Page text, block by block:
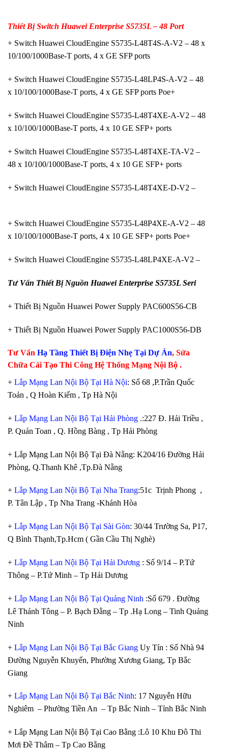
Thiết Bị Switch Huawei Enterprise S5735L – 48 Port
+ Switch Huawei CloudEngine S5735-L48T4S-A-V2 – 48 x
10/100/1000Base-T ports, 4 x GE SFP ports
+ Switch Huawei CloudEngine S5735-L48LP4S-A-V2 – 48
x 10/100/1000Base-T ports, 4 x GE SFP ports Poe+
+ Switch Huawei CloudEngine S5735-L48T4XE-A-V2 – 48
x 10/100/1000Base-T ports, 4 x 10 GE SFP+ ports
+ Switch Huawei CloudEngine S5735-L48T4XE-TA-V2 –
48 x 10/100/1000Base-T ports, 4 x 10 GE SFP+ ports
+ Switch Huawei CloudEngine S5735-L48T4XE-D-V2 –
+ Switch Huawei CloudEngine S5735-L48P4XE-A-V2 – 48
x 10/100/1000Base-T ports, 4 x 10 GE SFP+ ports Poe+
+ Switch Huawei CloudEngine S5735-L48LP4XE-A-V2 –
Tư Vấn Thiết Bị Nguồn Huawei Enterprise S5735L Seri
+ Thiết Bị Nguồn Huawei Power Supply PAC600S56-CB
+ Thiết Bị Nguồn Huawei Power Supply PAC1000S56-DB
Tư Vấn Hạ Tầng Thiết Bị Điện Nhẹ Tại Dự Án, Sửa
Chữa Cải Tạo Thi Công Hệ Thống Mạng Nội Bộ .
+ Lắp Mạng Lan Nội Bộ Tại Hà Nội: Số 68 ,P.Trần Quốc
Toản , Q Hoàn Kiếm , Tp Hà Nội
+ Lắp Mạng Lan Nội Bộ Tại Hải Phòng .:227 Đ. Hải Triều ,
P. Quán Toan , Q. Hồng Bàng , Tp Hải Phòng
+ Lắp Mạng Lan Nội Bộ Tại Đà Nẵng: K204/16 Đường Hải
Phòng, Q.Thanh Khê ,Tp.Đà Nẵng
+ Lắp Mạng Lan Nội Bộ Tại Nha Trang:51c Trịnh Phong ,
P. Tân Lập , Tp Nha Trang -Khánh Hòa
+ Lắp Mạng Lan Nội Bộ Tại Sài Gòn: 30/44 Trường Sa, P17,
Q Bình Thạnh,Tp.Hcm ( Gần Cầu Thị Nghè)
+ Lắp Mạng Lan Nội Bộ Tại Hải Dương : Số 9/14 – P.Tứ
Thông – P.Tứ Minh – Tp Hải Dương
+ Lắp Mạng Lan Nội Bộ Tại Quảng Ninh :Số 679 . Đường
Lê Thánh Tông – P. Bạch Đằng – Tp .Hạ Long – Tinh Quảng
Ninh
+ Lắp Mạng Lan Nội Bộ Tại Bắc Giang Uy Tín : Số Nhà 94
Đường Nguyễn Khuyến, Phường Xương Giang, Tp Bắc
Giang
+ Lắp Mạng Lan Nội Bộ Tại Bắc Ninh: 17 Nguyễn Hữu
Nghiêm – Phường Tiền An – Tp Bắc Ninh – Tỉnh Bắc Ninh
+ Lắp Mạng Lan Nội Bộ Tại Cao Bằng :Lô 10 Khu Đô Thi
Mơi Đề Thâm – Tp Cao Bằng